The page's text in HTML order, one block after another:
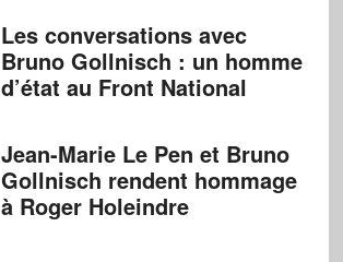
Les conversations avec
Bruno Gollnisch : un homme
d’état au Front National
Jean-Marie Le Pen et Bruno
Gollnisch rendent hommage
à Roger Holeindre